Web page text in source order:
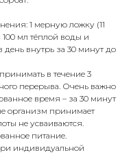
1 мерную ложку (11
100 мл тёплой воды и
день внутрь за 30 минут до
принимать в течение 3
перерыва. Очень важно
время – за 30 минут
организм принимает
не усваиваются.
питание.
индивидуальной